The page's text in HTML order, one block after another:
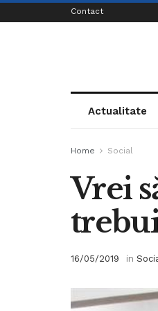
Contact
Actualitate
Home Social
Vrei
16/05/2019 in